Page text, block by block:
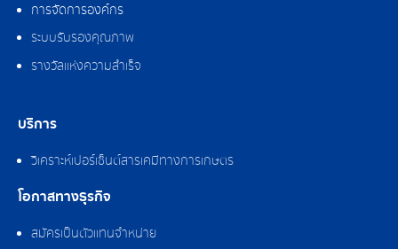
การจัดการองค์กร
ระบบรับรองคุณภาพ
รางวัลแห่งความสำเร็จ
บริการ
วิเคราะห์เปอร์เซ็นต์สารเคมีทางการเกษตร
โอกาสทางธุรกิจ
สมัครเป็นตัวแทนจำหน่าย